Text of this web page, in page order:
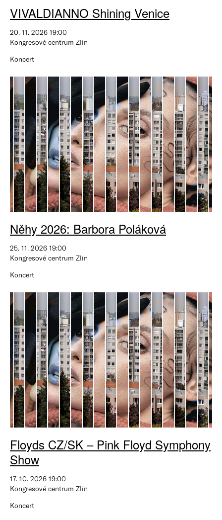
VIVALDIANNO Shining Venice
20. 11. 2026 19:00
Kongresové centrum Zlín
Koncert
Něhy 2026: Barbora Poláková
25. 11. 2026 19:00
Kongresové centrum Zlín
Koncert
Floyds CZ/SK – Pink Floyd Symphony
Show
17. 10. 2026 19:00
Kongresové centrum Zlín
Koncert